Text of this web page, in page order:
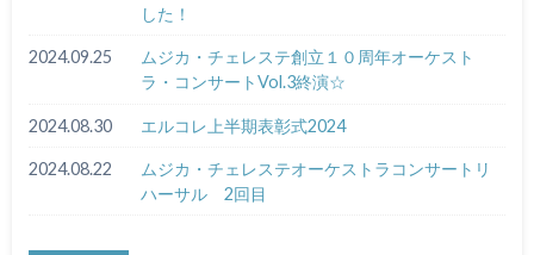
した！
2024.09.25
ムジカ・チェレステ創立１０周年オーケスト
ラ・コンサートVol.3終演☆
2024.08.30 エルコレ上半期表彰式2024
2024.08.22
ムジカ・チェレステオーケストラコンサートリ
ハーサル 2回目